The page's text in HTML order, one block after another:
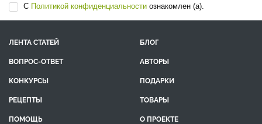
С Политикой конфиденциальности ознакомлен (а).
ЛЕНТА СТАТЕЙ
БЛОГ
ВОПРОС-ОТВЕТ
АВТОРЫ
КОНКУРСЫ
ПОДАРКИ
РЕЦЕПТЫ
ТОВАРЫ
ПОМОЩЬ
О ПРОЕКТЕ